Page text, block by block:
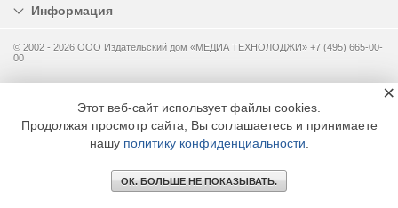
Информация
© 2002 - 2026 OOO Издательский дом «МЕДИА ТЕХНОЛОДЖИ» +7 (495) 665-00-
00
Этот веб-сайт использует файлы cookies.
Продолжая просмотр сайта, Вы соглашаетесь и принимаете
нашу политику конфиденциальности
ОК. БОЛЬШЕ НЕ ПОКАЗЫВАТЬ.
×